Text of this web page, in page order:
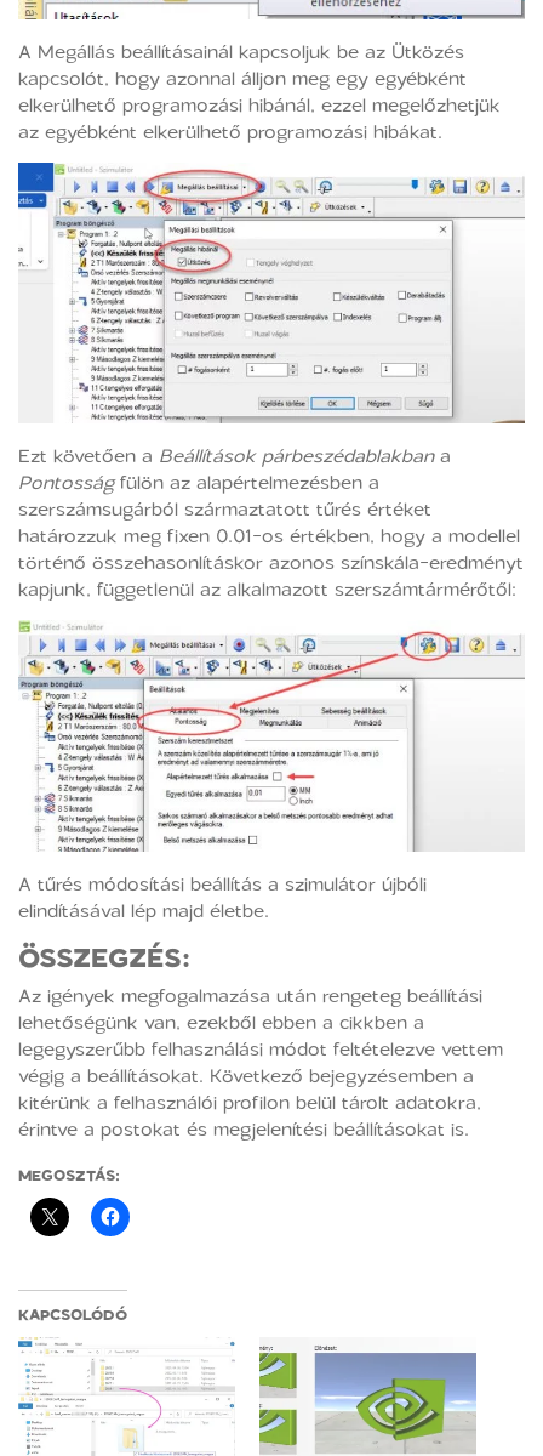
A Megállás beállításainál kapcsoljuk be az Ütközés
kapcsolót, hogy azonnal álljon meg egy egyébként
elkerülhető programozási hibánál, ezzel megelőzhetjük
az egyébként elkerülhető programozási hibákat.
Ezt követően a Beállítások párbeszédablakbana
Pontosságfülön az alapértelmezésben a
szerszámsugárból származtatott tűrés értéket
határozzuk meg fixen 0.01-os értékben, hogy a modellel
történő összehasonlításkor azonos színskála-eredményt
kapjunk, függetlenül az alkalmazott szerszámtármérőtől:
A tűrés módosítási beállítás a szimulátor újbóli
elindításával lép majd életbe.
ÖSSZEGZÉS:
Az igények megfogalmazása után rengeteg beállítási
lehetőségünk van, ezekből ebben a cikkben a
legegyszerűbb felhasználási módot feltételezve vettem
végig a beállításokat. Következő bejegyzésemben a
kitérünk a felhasználói profilon belül tárolt adatokra,
érintve a postokat és megjelenítési beállításokat is.
MEGOSZTÁS:
KAPCSOLÓDÓ